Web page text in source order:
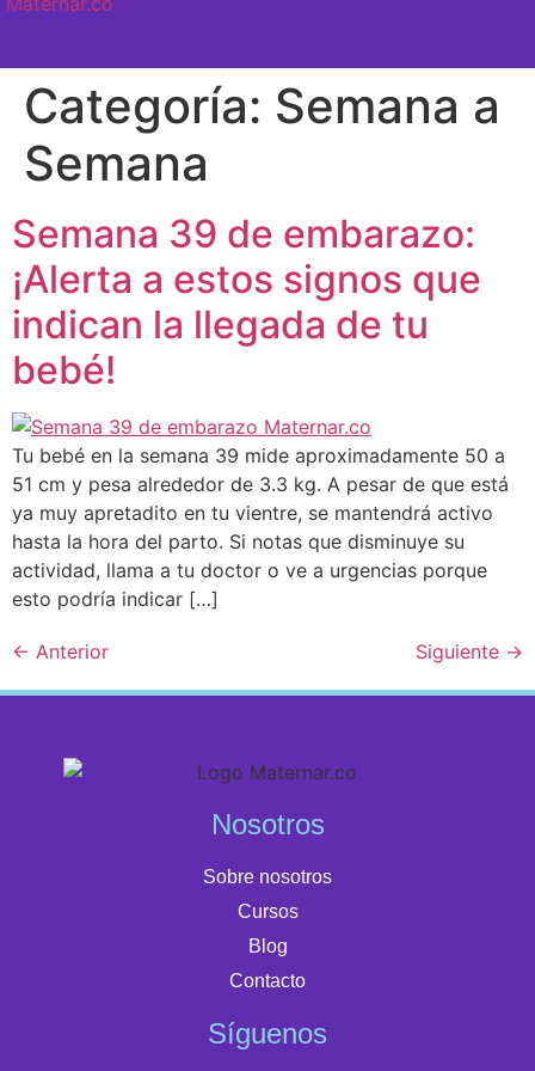
Categoría: Semana a
Semana
Semana 39 de embarazo:
¡Alerta a estos signos que
indican la llegada de tu
bebé!
Tu bebé en la semana 39 mide aproximadamente 50 a
51 cm y pesa alrededor de 3.3 kg. A pesar de que está
ya muy apretadito en tu vientre, se mantendrá activo
hasta la hora del parto. Si notas que disminuye su
actividad, llama a tu doctor o ve a urgencias porque
esto podría indicar […]
← Anterior Siguiente →
Nosotros
Sobre nosotros
Cursos
Blog
Contacto
Síguenos